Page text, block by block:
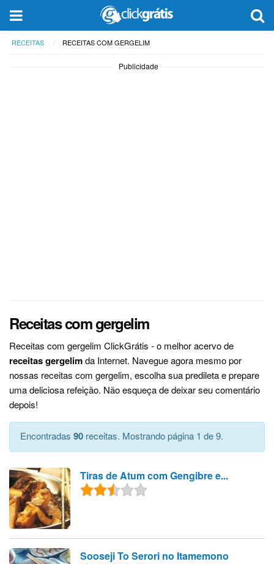
RECEITAS RECEITAS COM GERGELIM
Publicidade
Receitas com gergelim
Receitas com gergelim ClickGrátis - o melhor acervo de
receitas gergelimda Internet. Navegue agora mesmo por
nossas receitas com gergelim, escolha sua predileta e prepare
uma deliciosa refeição. Não esqueça de deixar seu comentário
depois!
Encontradas 90 receitas. Mostrando página 1 de 9.
Tiras de Atum com Gengibre e...
Sooseji To Serori no Itamemono